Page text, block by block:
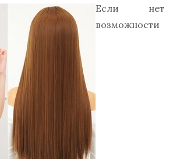
Если нет
возможности